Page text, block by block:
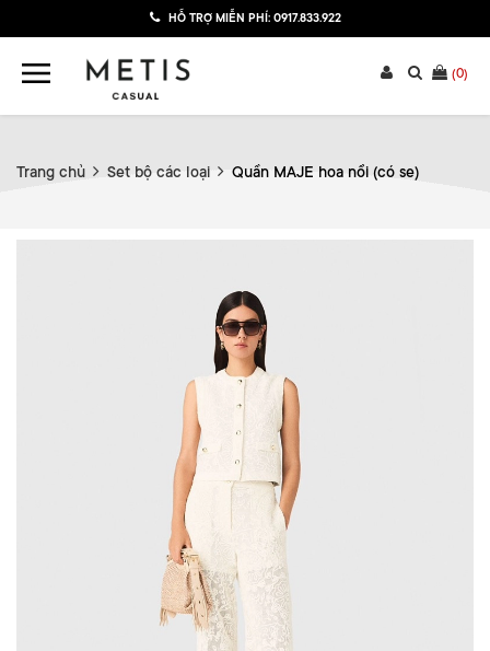
HỖ TRỢ MIỄN PHÍ: 0917.833.922
(0)
Trang chủ Set bộ các loại Quần MAJE hoa nổi (có se)